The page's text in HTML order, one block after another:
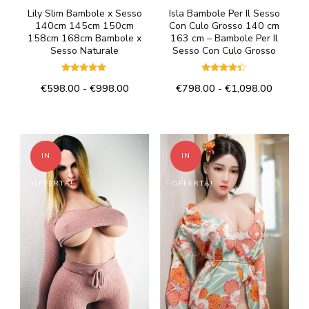
del
prodotto
del
prodotto
Lily Slim Bambole x Sesso
140cm 145cm 150cm
158cm 168cm Bambole x
Sesso Naturale
5.00
€598.00 - €998.00Fascia
da
ha
più
varianti.
Le
opzioni
possono
essere
scelte
nella
Isla Bambole Per Il Sesso
Con Culo Grosso 140 cm
163 cm – Bambole Per Il
Sesso Con Culo Grosso
4.25
€798.00 - €1,098.00
da
a
ha
più
varianti.
Le
opzioni
possono
essere
scelte
nella
IN
OFFERTA!
IN
OFFERTA!